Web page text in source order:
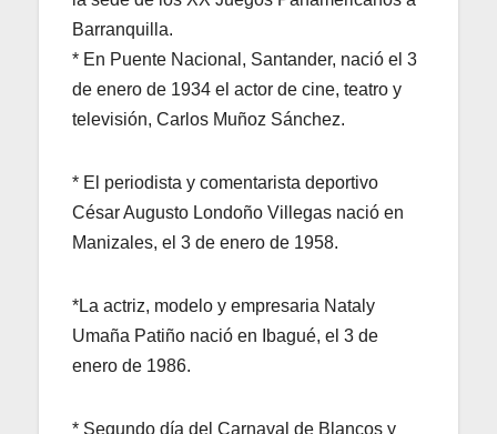
Barranquilla.
* En Puente Nacional, Santander, nació el 3
de enero de 1934 el actor de cine, teatro y
televisión, Carlos Muñoz Sánchez.
* El periodista y comentarista deportivo
César Augusto Londoño Villegas nació en
Manizales, el 3 de enero de 1958.
*La actriz, modelo y empresaria Nataly
Umaña Patiño nació en Ibagué, el 3 de
enero de 1986.
* Segundo día del Carnaval de Blancos y